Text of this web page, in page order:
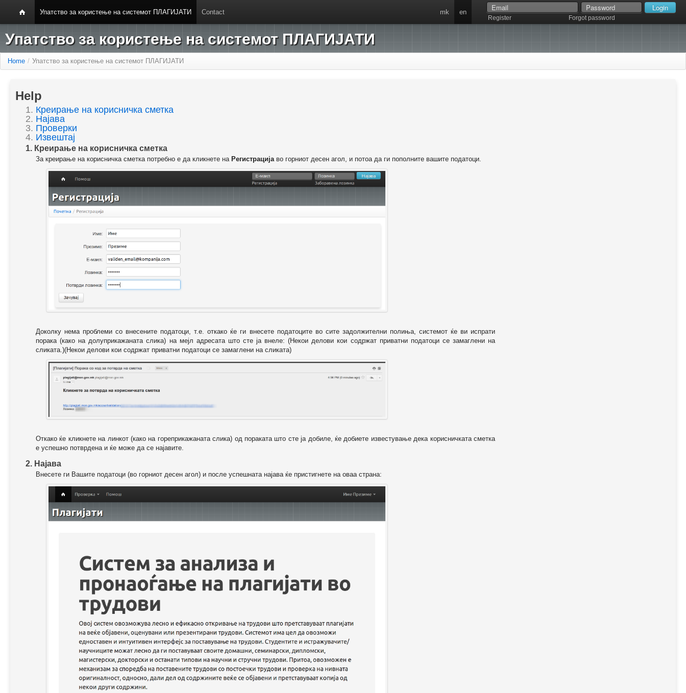
Упатство за користење на системот ПЛАГИЈАТИ Contact
Register Forgot password
mk en
Упатство за користење на системот ПЛАГИЈАТИ
Home / Упатство за користење на системот ПЛАГИЈАТИ
Help
1. Креирање на корисничка сметка
2. Најава
3. Проверки
4. Извештај
1. Креирање на корисничка сметка
За креирање на корисничка сметка потребно е да кликнете на Регистрацијаво горниот десен агол, и потоа да ги пополните вашите податоци.
Доколку нема проблеми со внесените податоци, т.е. откако ќе ги внесете податоците во сите задолжителни полиња, системот ќе ви испрати
порака (како на долуприкажаната слика) на мејл адресата што сте ја внеле: (Некои делови кои содржат приватни податоци се замаглени на
сликата.)(Некои делови кои содржат приватни податоци се замаглени на сликата)
Откако ќе кликнете на линкот (како на гореприкажаната слика) од пораката што сте ја добиле, ќе добиете известување дека корисничката сметка
е успешно потврдена и ќе може да се најавите.
2. Најава
Внесете ги Вашите податоци (во горниот десен агол) и после успешната најава ќе пристигнете на оваа страна: